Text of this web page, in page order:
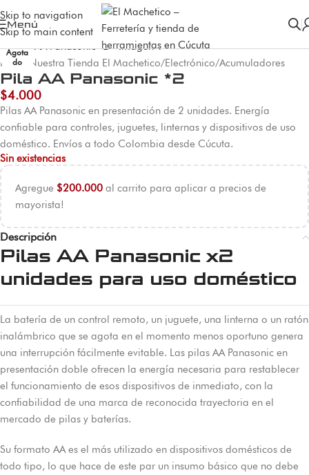
Skip to navigation
Skip to main content
Menú
Agota
do
Inicio Nuestra Tienda El Machetico/Electrónico/Acumuladores
Pila AA Panasonic *2
$4.000
Pilas AA Panasonic en presentación de 2 unidades. Energía
confiable para controles, juguetes, linternas y dispositivos de uso
doméstico. Envíos a todo Colombia desde Cúcuta.
Sin existencias
Agregue $200.000 al carrito para aplicar a precios de
mayorista!
Descripción
Pilas AA Panasonic x2
unidades para uso doméstico
La batería de un control remoto, un juguete, una linterna o un ratón
inalámbrico que se agota en el momento menos oportuno genera
una interrupción fácilmente evitable. Las pilas AA Panasonic en
presentación doble ofrecen la energía necesaria para restablecer
el funcionamiento de esos dispositivos de inmediato, con la
confiabilidad de una marca de reconocida trayectoria en el
mercado de pilas y baterías.
Su formato AA es el más utilizado en dispositivos domésticos de
todo tipo, lo que hace de este par un insumo básico que no debe